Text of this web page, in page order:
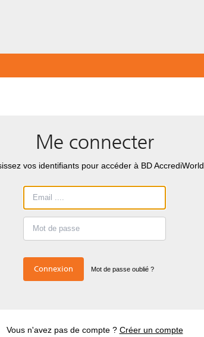
Me connecter
vos identifiants pour accéder à BD AccrediWorld
Connexion Mot de passe oublié ?
Vous n'avez pas de compte ? Créer un compte